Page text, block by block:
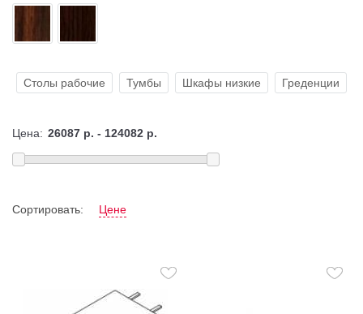
Столы рабочие Тумбы Шкафы низкие Греденции
Цена:
Сортировать: Цене